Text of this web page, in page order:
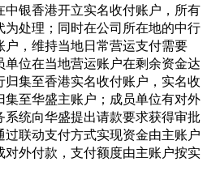
银香港开立实名收付账户，所有
处理；同时在公司所在地的中行
，维持当地日常营运支付需要
单位在当地营运账户在剩余资金达
集至香港实名收付账户，实名收
至华盛主账户；成员单位有对外
统向华盛提出请款要求获得审批
联动支付方式实现资金由主账户
外付款，支付额度由主账户按实